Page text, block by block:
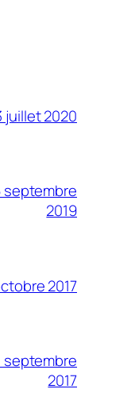
juillet 2020
septembre
2019
2017
septembre
2017